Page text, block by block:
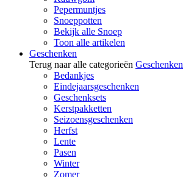
Pepermuntjes
Snoeppotten
Bekijk alle Snoep
Toon alle artikelen
Geschenken
Terug naar alle categorieën Geschenken
Bedankjes
Eindejaarsgeschenken
Geschenksets
Kerstpakketten
Seizoensgeschenken
Herfst
Lente
Pasen
Winter
Zomer